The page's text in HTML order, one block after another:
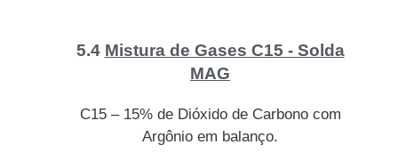
5.4 Mistura de Gases C15 - Solda
MAG
C15 – 15% de Dióxido de Carbono com
Argônio em balanço.